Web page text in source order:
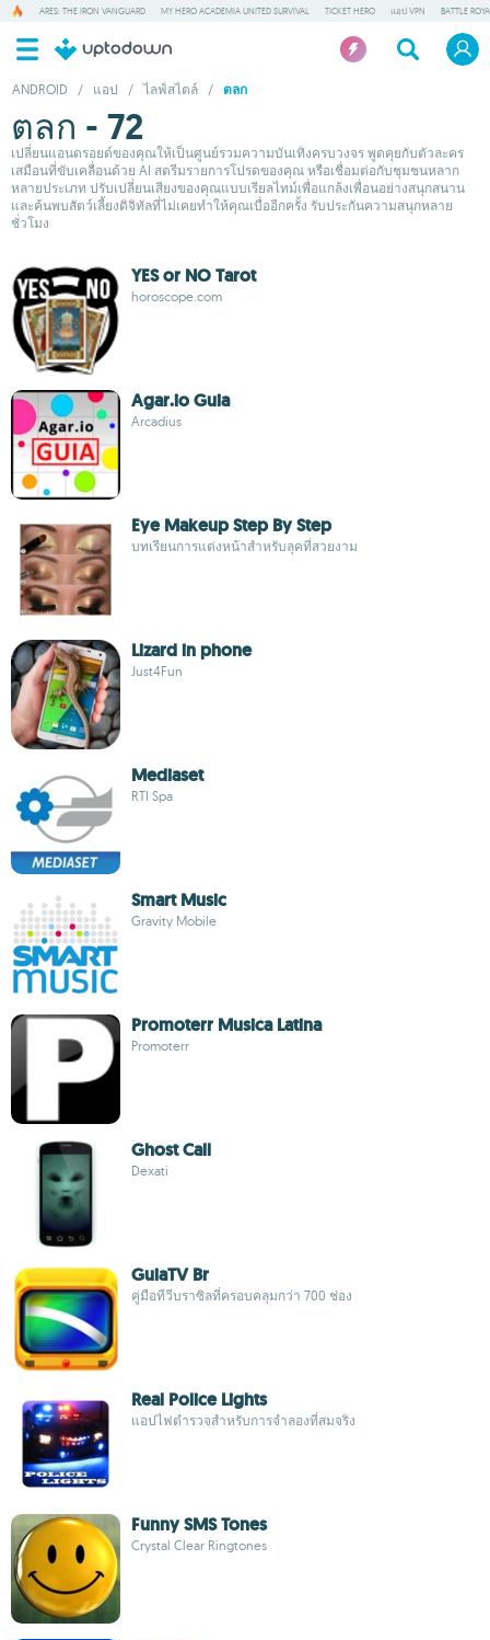
ARES: THE IRON VANGUARD MY HERO ACADEMIA UNITED SURVIVAL TICKET HERO แอป VPN BATTLE
ANDROID / แอป / ไลฟ์สไตล์ / ตลก
ตลก - 72
เปลี่ยนแอนดรอยด์ของคุณให้เป็นศูนย์รวมความบันเทิงครบวงจร พูดคุยกับตัวละคร
เสมือนที่ขับเคลื่อนด้วย AI สตรีมรายการโปรดของคุณ หรือเชื่อมต่อกับชุมชนหลาก
หลายประเภท ปรับเปลี่ยนเสียงของคุณแบบเรียลไทม์เพื่อแกล้งเพื่อนอย่างสนุกสนาน
และค้นพบสัตว์เลี้ยงดิจิทัลที่ไม่เคยทำให้คุณเบื่ออีกครั้ง รับประกันความสนุกหลาย
ชั่วโมง
YES or NO Tarot
horoscope.com
Agar.io Guia
Arcadius
Eye Makeup Step By Step
บทเรียนการแต่งหน้าสำหรับลุคที่สวยงาม
Lizard in phone
Just4Fun
Mediaset
RTI Spa
Smart Music
Gravity Mobile
Promoterr Musica Latina
Promoterr
Ghost Call
Dexati
GuiaTV Br
คู่มือทีวีบราซิลที่ครอบคลุมกว่า 700 ช่อง
Real Police Lights
แอปไฟตำรวจสำหรับการจำลองที่สมจริง
Funny SMS Tones
Crystal Clear Ringtones